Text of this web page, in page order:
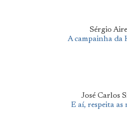
Sérgio
A campainha da
José Carlos
E aí, respeita as